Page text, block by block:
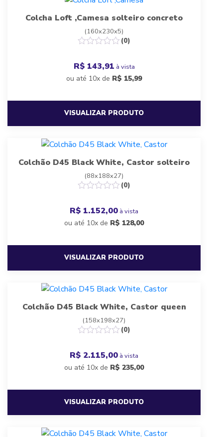
Colcha Loft ,Camesa solteiro concreto
(160x230x5)
(0)
R$ 143,91 à vista
ou até 10x de R$ 15,99
VISUALIZAR PRODUTO
Colchão D45 Black White, Castor solteiro
(88x188x27)
(0)
R$ 1.152,00 à vista
ou até 10x de R$ 128,00
VISUALIZAR PRODUTO
Colchão D45 Black White, Castor queen
(158x198x27)
(0)
R$ 2.115,00 à vista
ou até 10x de R$ 235,00
VISUALIZAR PRODUTO